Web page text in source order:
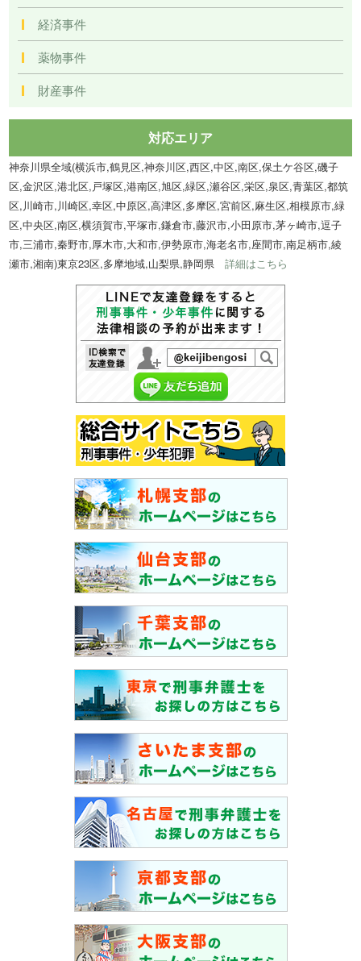
経済事件
薬物事件
財産事件
対応エリア
神奈川県全域(横浜市,鶴見区,神奈川区,西区,中区,南区,保土ケ谷区,磯子
区,金沢区,港北区,戸塚区,港南区,旭区,緑区,瀬谷区,栄区,泉区,青葉区,都筑
区,川崎市,川崎区,幸区,中原区,高津区,多摩区,宮前区,麻生区,相模原市,緑
区,中央区,南区,横須賀市,平塚市,鎌倉市,藤沢市,小田原市,茅ヶ崎市,逗子
市,三浦市,秦野市,厚木市,大和市,伊勢原市,海老名市,座間市,南足柄市,綾
瀬市,湘南)東京23区,多摩地域,山梨県,静岡県詳細はこちら